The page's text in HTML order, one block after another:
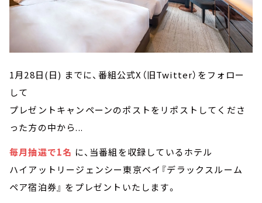
1月28日(日) までに、番組公式X（旧Twitter）をフォロー
して
プレゼントキャンペーンのポストをリポストしてくださ
った方の中から...
毎月抽選で1名 に、当番組を収録しているホテル
ハイアットリージェンシー東京ベイ『デラックスルーム
ペア宿泊券』 をプレゼントいたします。